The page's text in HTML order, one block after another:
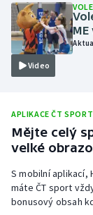
Moderní
Motorsport
Olympijské hry
Parasport
Plavání
Plážový
Video
APLIKACE ČT SPORT
Mějte celý
velké
S mobilní aplikací,
máte ČT sport
bonusový obsah